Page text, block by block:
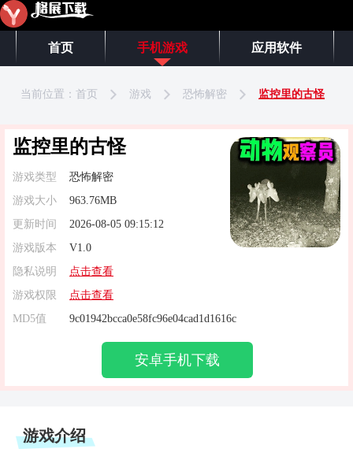
首页 手机游戏 应用软件
当前位置： 首页 游戏 恐怖解密 监控里的古怪
监控里的古怪
游戏类型
恐怖解密
游戏大小
963.76MB
更新时间
2026-08-05 09:15:12
游戏版本
V1.0
隐私说明
点击查看
游戏权限
点击查看
MD5值
9c01942bcca0e58fc96e04cad1d1616c
安卓手机下载
游戏介绍